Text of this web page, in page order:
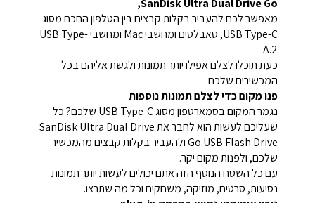
מאפשר לכם להעביר בקלות קבצים בין הטלפון החכם מסוג
USB Type-C, טאבלטים ומחשבי Mac ומחשבי USB Type-
A.2.
כעת תוכלו לצלם אפילו יותר תמונות ולגשת אליהם בכל
המכשירים שלכם.
פנו מקום כדי לצלם תמונות נוספות
נגמר המקום בסמארטפון מסוג USB Type-C שלכם? כל
שעליכם לעשות הוא לחבר את SanDisk Ultra Dual Drive
Go USB Flash Drive ולהעביר בקלות קבצים מהמכשיר
שלכם, ולפנות מקום יקר.
עם כל השטח הנוסף הזה אתם יכולים לעשות יותר תמונות
נסיעות, סרטים, מוזיקה, משחקים וכל מה שתרצו.